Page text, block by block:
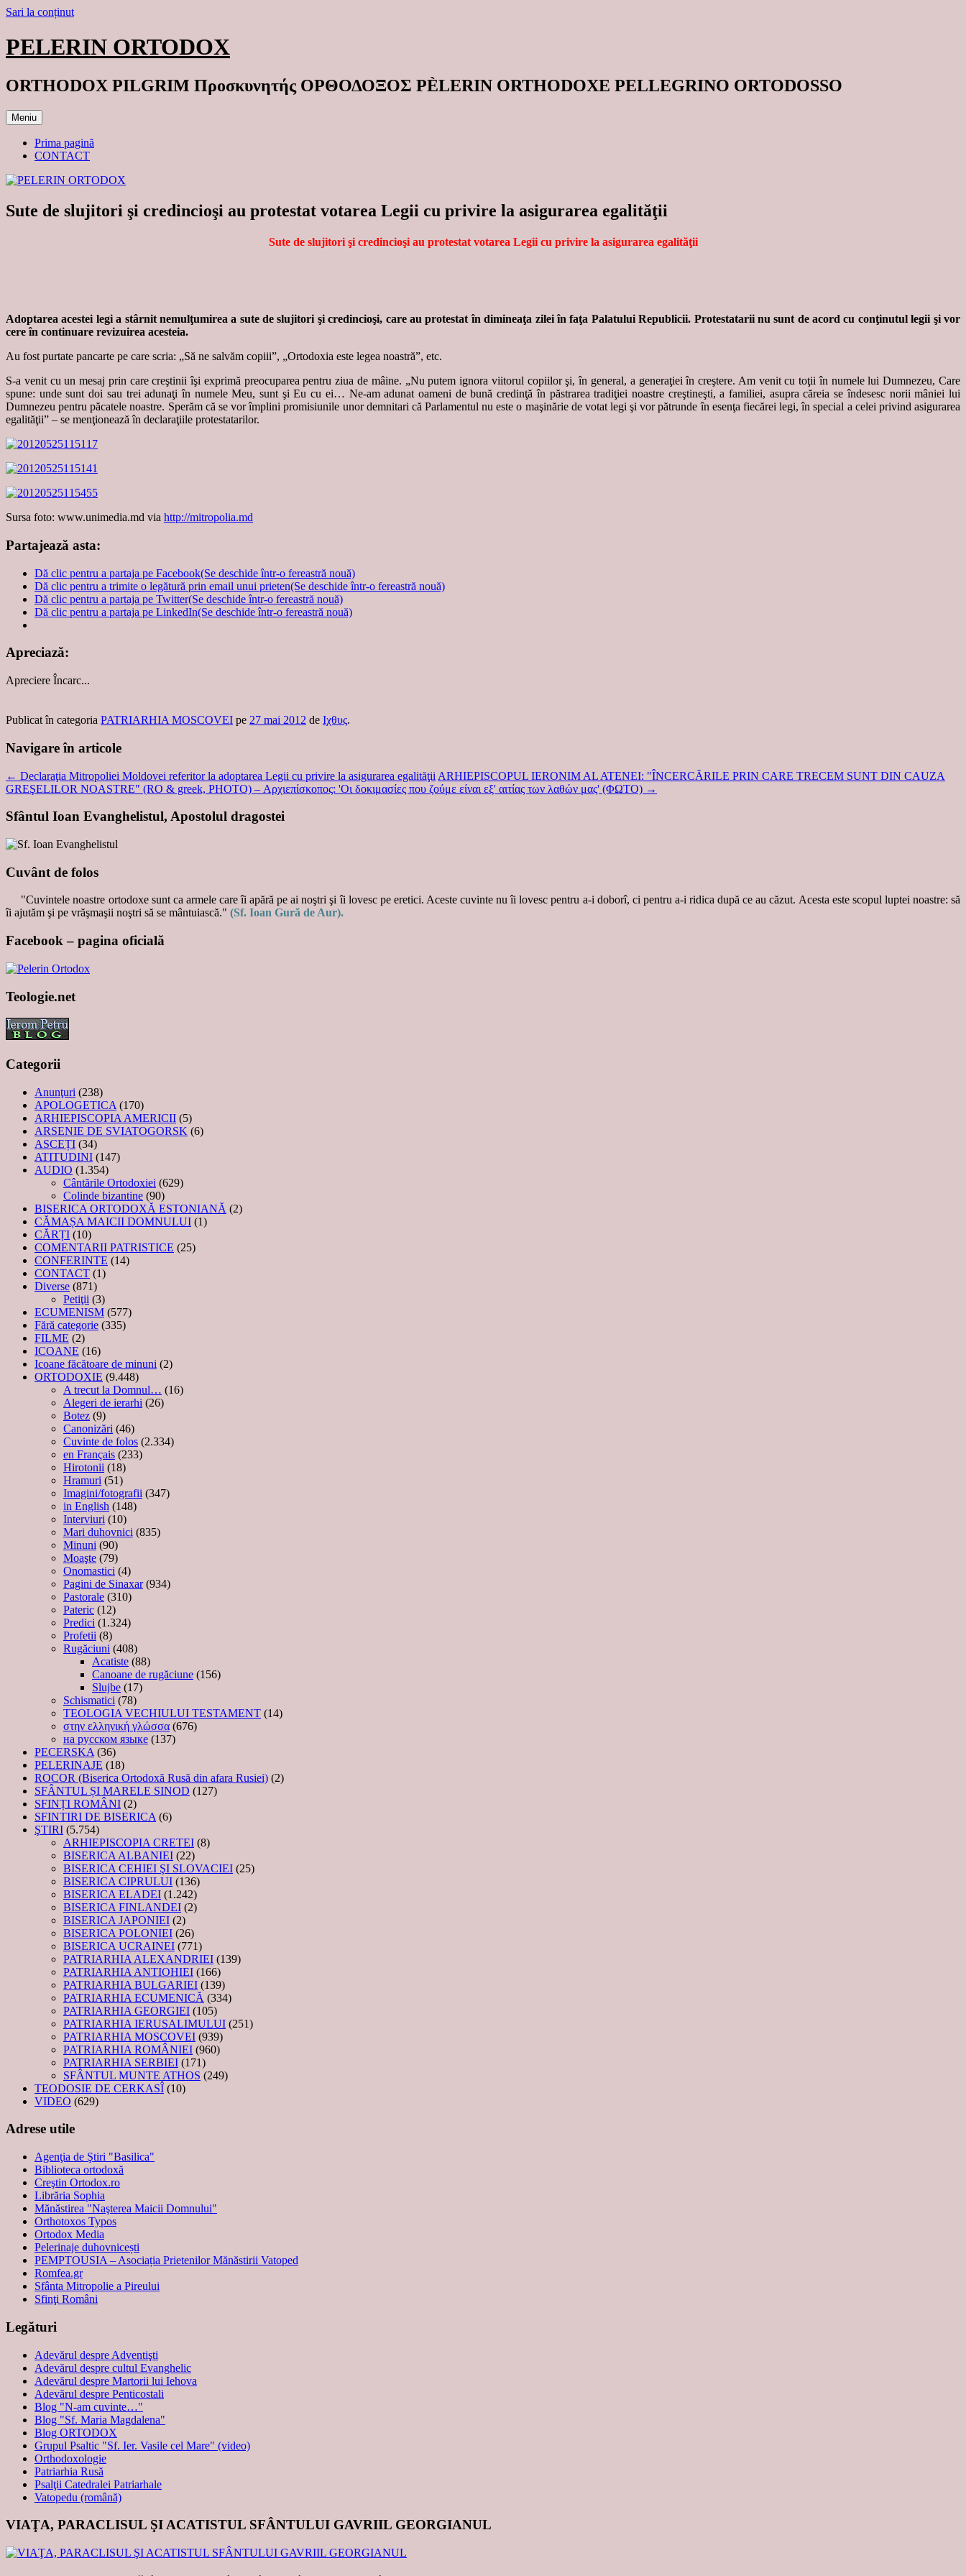
Sari la conținut
PELERIN ORTODOX
ORTHODOX PILGRIM Προσκυνητής ΟΡΘΟΔΟΞΟΣ PÈLERIN ORTHODOXE PELLEGRINO ORTODOSSO
Meniu
Prima pagină
CONTACT
Sute de slujitori şi credincioşi au protestat votarea Legii cu privire la asigurarea egalităţii
Sute de slujitori şi credincioşi au protestat votarea Legii cu privire la asigurarea egalităţii
Adoptarea acestei legi a stârnit nemulţumirea a sute de slujitori şi credincioşi, care au protestat în dimineaţa zilei în faţa Palatului Republicii. Protestatarii nu sunt de acord cu conţinutul legii şi vor
cere în continuare revizuirea acesteia.
Au fost purtate pancarte pe care scria: „Să ne salvăm copiii”, „Ortodoxia este legea noastră”, etc.
S-a venit cu un mesaj prin care creştinii îşi exprimă preocuparea pentru ziua de mâine. „Nu putem ignora viitorul copiilor şi, în general, a generaţiei în creştere. Am venit cu toţii în numele lui Dumnezeu, Care
spune: unde sunt doi sau trei adunaţi în numele Meu, sunt şi Eu cu ei… Ne-am adunat oameni de bună credinţă în păstrarea tradiţiei noastre creştineşti, a familiei, asupra căreia se îndesesc norii mâniei lui
Dumnezeu pentru păcatele noastre. Sperăm că se vor împlini promisiunile unor demnitari că Parlamentul nu este o maşinărie de votat legi şi vor pătrunde în esenţa fiecărei legi, în special a celei privind asigurarea
egalităţii” – se menţionează în declaraţiile protestatarilor.
Sursa foto: www.unimedia.md via http://mitropolia.md
Partajează asta:
Dă clic pentru a partaja pe Facebook(Se deschide într-o fereastră nouă)
Dă clic pentru a trimite o legătură prin email unui prieten(Se deschide într-o fereastră nouă)
Dă clic pentru a partaja pe Twitter(Se deschide într-o fereastră nouă)
Dă clic pentru a partaja pe LinkedIn(Se deschide într-o fereastră nouă)
Apreciază:
Apreciere Încarc...
Publicat în categoria PATRIARHIA MOSCOVEI pe 27 mai 2012 de Ιχθυς.
Navigare în articole
← Declaraţia Mitropoliei Moldovei referitor la adoptarea Legii cu privire la asigurarea egalităţii ARHIEPISCOPUL IERONIM AL ATENEI: "ÎNCERCĂRILE PRIN CARE TRECEM SUNT DIN CAUZA
GREŞELILOR NOASTRE" (RO & greek, PHOTO) – Αρχιεπίσκοπος: 'Οι δοκιμασίες που ζούμε είναι εξ' αιτίας των λαθών μας' (ΦΩΤΟ) →
Sfântul Ioan Evanghelistul, Apostolul dragostei
Cuvânt de folos
"Cuvintele noastre ortodoxe sunt ca armele care îi apără pe ai noştri şi îi lovesc pe eretici. Aceste cuvinte nu îi lovesc pentru a-i doborî, ci pentru a-i ridica după ce au căzut. Acesta este scopul luptei noastre: să
îi ajutăm şi pe vrăşmaşii noştri să se mântuiască." (Sf. Ioan Gură de Aur).
Facebook – pagina oficială
Teologie.net
Categorii
Anunţuri (238)
APOLOGETICA (170)
ARHIEPISCOPIA AMERICII (5)
ARSENIE DE SVIATOGORSK (6)
ASCEȚI (34)
ATITUDINI (147)
AUDIO (1.354)
Cântările Ortodoxiei (629)
Colinde bizantine (90)
BISERICA ORTODOXĂ ESTONIANĂ (2)
CĂMAȘA MAICII DOMNULUI (1)
CĂRȚI (10)
COMENTARII PATRISTICE (25)
CONFERINTE (14)
CONTACT (1)
Diverse (871)
Petiţii (3)
ECUMENISM (577)
Fără categorie (335)
FILME (2)
ICOANE (16)
Icoane făcătoare de minuni (2)
ORTODOXIE (9.448)
A trecut la Domnul… (16)
Alegeri de ierarhi (26)
Botez (9)
Canonizări (46)
Cuvinte de folos (2.334)
en Français (233)
Hirotonii (18)
Hramuri (51)
Imagini/fotografii (347)
in English (148)
Interviuri (10)
Mari duhovnici (835)
Minuni (90)
Moaşte (79)
Onomastici (4)
Pagini de Sinaxar(934)
Pastorale (310)
Pateric (12)
Predici (1.324)
Profetii (8)
Rugăciuni (408)
Acatiste (88)
Canoane de rugăciune (156)
Slujbe (17)
Schismatici (78)
TEOLOGIA VECHIULUI TESTAMENT (14)
στην ελληνική γλώσσα (676)
на русском языке (137)
PECERSKA (36)
PELERINAJE (18)
ROCOR (Biserica Ortodoxă Rusă din afara Rusiei) (2)
SFÂNTUL ȘI MARELE SINOD (127)
SFINȚI ROMÂNI (2)
SFINTIRI DE BISERICA (6)
ŞTIRI (5.754)
ARHIEPISCOPIA CRETEI (8)
BISERICA ALBANIEI (22)
BISERICA CEHIEI ŞI SLOVACIEI (25)
BISERICA CIPRULUI (136)
BISERICA ELADEI (1.242)
BISERICA FINLANDEI (2)
BISERICA JAPONIEI (2)
BISERICA POLONIEI (26)
BISERICA UCRAINEI (771)
PATRIARHIA ALEXANDRIEI (139)
PATRIARHIA ANTIOHIEI (166)
PATRIARHIA BULGARIEI (139)
PATRIARHIA ECUMENICĂ (334)
PATRIARHIA GEORGIEI (105)
PATRIARHIA IERUSALIMULUI (251)
PATRIARHIA MOSCOVEI (939)
PATRIARHIA ROMÂNIEI (960)
PATRIARHIA SERBIEI (171)
SFÂNTUL MUNTE ATHOS (249)
TEODOSIE DE CERKASÎ (10)
VIDEO (629)
Adrese utile
Agenţia de Ştiri "Basilica"
Biblioteca ortodoxă
Creştin Ortodox.ro
Librăria Sophia
Mănăstirea "Naşterea Maicii Domnului"
Orthotoxos Typos
Ortodox Media
Pelerinaje duhovnicești
PEMPTOUSIA – Asociația Prietenilor Mănăstirii Vatoped
Romfea.gr
Sfânta Mitropolie a Pireului
Sfinţi Români
Legături
Adevărul despre Adventişti
Adevărul despre cultul Evanghelic
Adevărul despre Martorii lui Iehova
Adevărul despre Penticostali
Blog "N-am cuvinte…"
Blog "Sf. Maria Magdalena"
Blog ORTODOX
Grupul Psaltic "Sf. Ier. Vasile cel Mare" (video)
Orthodoxologie
Patriarhia Rusă
Psalţii Catedralei Patriarhale
Vatopedu (română)
VIAŢA, PARACLISUL ŞI ACATISTUL SFÂNTULUI GAVRIIL GEORGIANUL